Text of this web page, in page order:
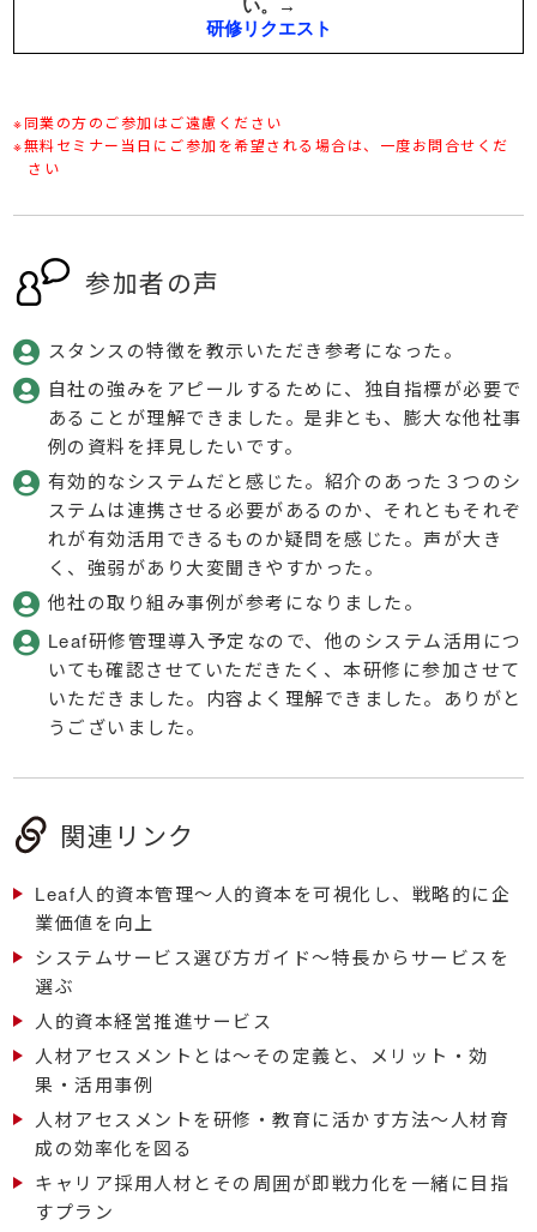
※同業の方のご参加はご遠慮ください
※無料セミナー当日にご参加を希望される場合は、一度お問合せくだ
さい
参加者の声
スタンスの特徴を教示いただき参考になった。
自社の強みをアピールするために、独自指標が必要で
あることが理解できました。是非とも、膨大な他社事
例の資料を拝見したいです。
有効的なシステムだと感じた。紹介のあった３つのシ
ステムは連携させる必要があるのか、それともそれぞ
れが有効活用できるものか疑問を感じた。声が大き
く、強弱があり大変聞きやすかった。
他社の取り組み事例が参考になりました。
Leaf研修管理導入予定なので、他のシステム活用につ
いても確認させていただきたく、本研修に参加させて
いただきました。内容よく理解できました。ありがと
うございました。
関連リンク
Leaf人的資本管理～人的資本を可視化し、戦略的に企
業価値を向上
システムサービス選び方ガイド～特長からサービスを
選ぶ
人的資本経営推進サービス
人材アセスメントとは～その定義と、メリット・効
果・活用事例
人材アセスメントを研修・教育に活かす方法～人材育
成の効率化を図る
キャリア採用人材とその周囲が即戦力化を一緒に目指
すプラン